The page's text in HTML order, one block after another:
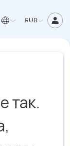
RUB
так.